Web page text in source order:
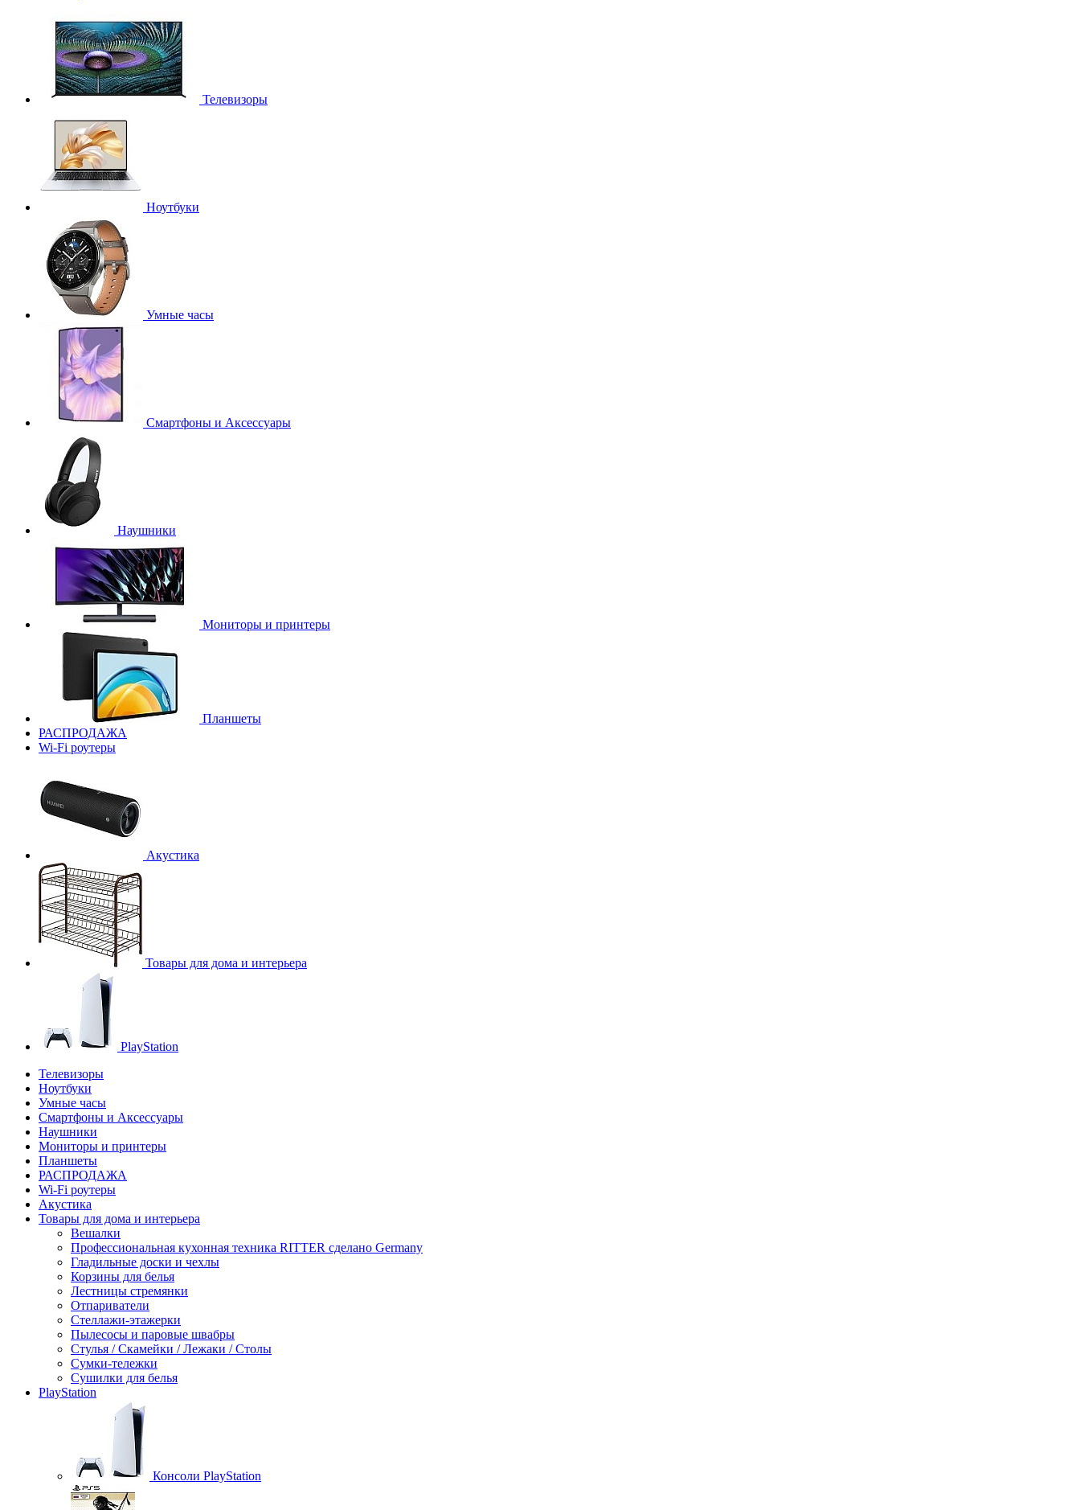
Телевизоры
Ноутбуки
Умные часы
Смартфоны и Аксессуары
Наушники
Мониторы и принтеры
Планшеты
РАСПРОДАЖА
Wi-Fi роутеры
Акустика
Товары для дома и интерьера
PlayStation
Телевизоры
Ноутбуки
Умные часы
Смартфоны и Аксессуары
Наушники
Мониторы и принтеры
Планшеты
РАСПРОДАЖА
Wi-Fi роутеры
Акустика
Товары для дома и интерьера
Вешалки
Профессиональная кухонная техника RITTER сделано Germany
Гладильные доски и чехлы
Корзины для белья
Лестницы стремянки
Отпариватели
Стеллажи-этажерки
Пылесосы и паровые швабры
Стулья / Скамейки / Лежаки / Столы
Сумки-тележки
Сушилки для белья
PlayStation
Консоли PlayStation